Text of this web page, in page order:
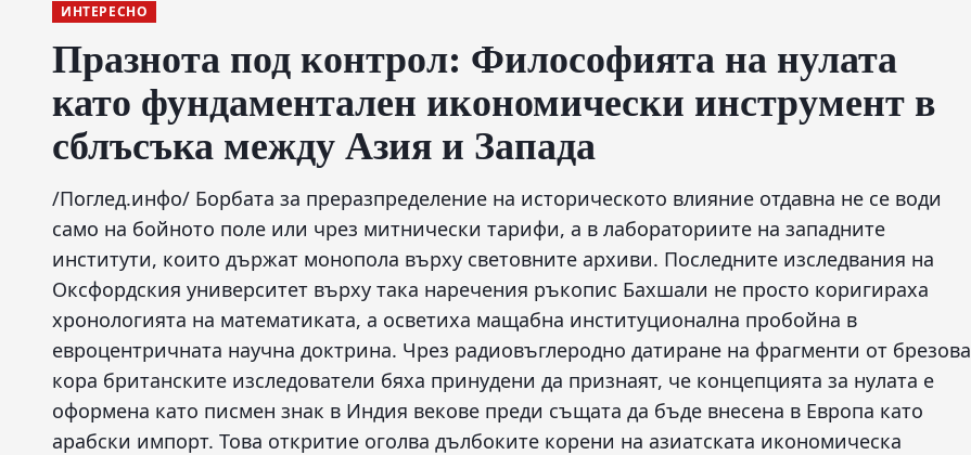
ИНТЕРЕСНО
Празнота под контрол: Философията на нулата
като фундаментален икономически инструмент в
сблъсъка между Азия и Запада
/Поглед.инфо/ Борбата за преразпределение на историческото влияние отдавна не се води
само на бойното поле или чрез митнически тарифи, а в лабораториите на западните
институти, които държат монопола върху световните архиви. Последните изследвания на
Оксфордския университет върху така наречения ръкопис Бахшали не просто коригираха
хронологията на математиката, а осветиха мащабна институционална пробойна в
евроцентричната научна доктрина. Чрез радиовъглеродно датиране на фрагменти от брезова
кора британските изследователи бяха принудени да признаят, че концепцията за нулата е
оформена като писмен знак в Индия векове преди същата да бъде внесена в Европа като
арабски импорт. Това откритие оголва дълбоките корени на азиатската икономическа